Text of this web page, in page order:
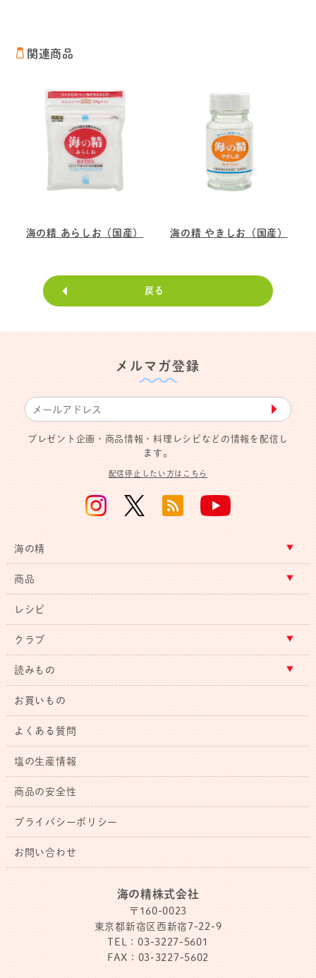
関連商品
海の精 あらしお（国産） 海の精 やきしお（国産）
戻る
メルマガ登録
▶︎
プレゼント企画・商品情報・料理レシピなどの情報を配信し
ます。
配信停止したい方はこちら
海の精
商品
レシピ
クラブ
読みもの
お買いもの
よくある質問
塩の生産情報
商品の安全性
プライバシーポリシー
お問い合わせ
海の精株式会社
〒160-0023
東京都新宿区西新宿7-22-9
TEL：03-3227-5601
FAX：03-3227-5602